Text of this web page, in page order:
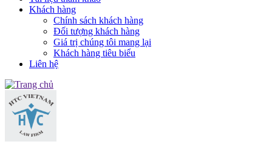
Khách hàng
Chính sách khách hàng
Đối tượng khách hàng
Giá trị chúng tôi mang lại
Khách hàng tiêu biểu
Liên hệ